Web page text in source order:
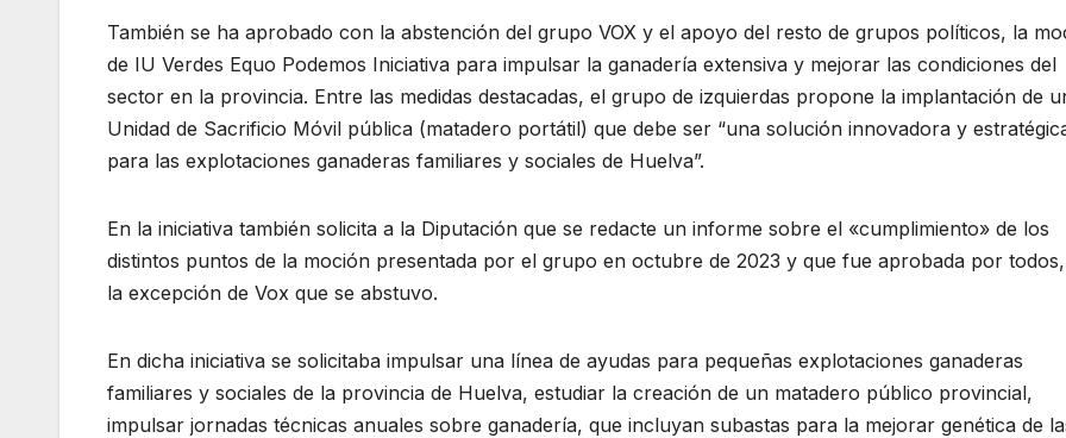
También se ha aprobado con la abstención del grupo VOX y el apoyo del resto de grupos políticos, la
de IU Verdes Equo Podemos Iniciativa para impulsar la ganadería extensiva y mejorar las condiciones del
sector en la provincia. Entre las medidas destacadas, el grupo de izquierdas propone la implantación de
Unidad de Sacrificio Móvil pública (matadero portátil) que debe ser “una solución innovadora y
para las explotaciones ganaderas familiares y sociales de Huelva”.
En la iniciativa también solicita a la Diputación que se redacte un informe sobre el «cumplimiento» de los
distintos puntos de la moción presentada por el grupo en octubre de 2023 y que fue aprobada por
la excepción de Vox que se abstuvo.
En dicha iniciativa se solicitaba impulsar una línea de ayudas para pequeñas explotaciones ganaderas
familiares y sociales de la provincia de Huelva, estudiar la creación de un matadero público provincial,
impulsar jornadas técnicas anuales sobre ganadería, que incluyan subastas para la mejorar genética de